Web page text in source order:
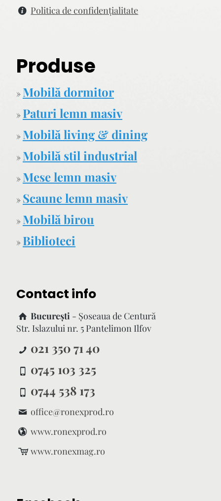
Politica de confidenţialitate
Produse
» Mobilă dormitor
» Paturi lemn masiv
» Mobilă living & dining
» Mobilă stil industrial
» Mese lemn masiv
» Scaune lemn masiv
» Mobilă birou
» Biblioteci
Contact info
București - Şoseaua de Centură
Str. Islazului nr. 5 Pantelimon Ilfov
021 350 71 40
0745 103 325
0744 538 173
office@ronexprod.ro
www.ronexprod.ro
www.ronexmag.ro